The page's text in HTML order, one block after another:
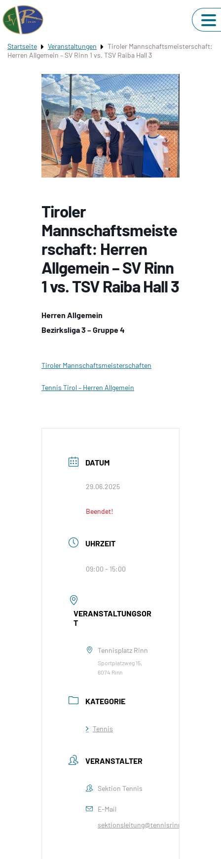
Startseite Veranstaltungen
Tiroler Mannschaftsmeisterschaft:
Herren Allgemein – SV Rinn 1 vs. TSV Raiba Hall 3
Tiroler
Mannschaftsmeiste
rschaft: Herren
Allgemein – SV Rinn
1 vs. TSV Raiba Hall 3
Herren Allgemein
Bezirksliga 3 – Gruppe 4
Tiroler Mannschaftsmeisterschaften
Tennis Tirol – Herren Allgemein
DATUM
29.06.2025
Beendet!
UHRZEIT
09:00 - 15:00
VERANSTALTUNGSOR
T
Tennisplatz Rinn
Sportplatzweg 15,
6074 Rinn
KATEGORIE
Tennis
VERANSTALTER
Sektion Tennis
E-Mail
sektionsleitung@tennisrinn.at